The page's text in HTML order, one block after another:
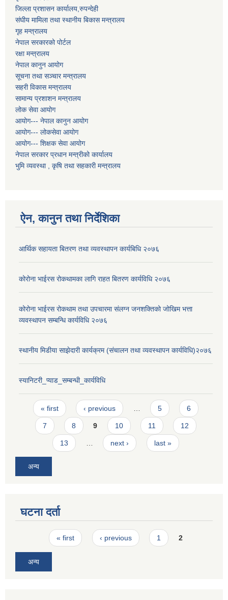
जिल्ला प्रशासन कार्यालय,रुपन्देही
संघीय मामिला तथा स्थानीय बिकास मन्त्रालय
गृह मन्त्रालय
नेपाल सरकारको पोर्टल
रक्षा मन्त्रालय
नेपाल कानुन आयोग
सूचना तथा सञ्चार मन्त्रालय
सहरी विकास मन्त्रालय
सामान्य प्रशाशन मन्त्रालय
लोक सेवा आयोग
आयोग--- नेपाल कानुन आयोग
आयोग--- लोकसेवा आयोग
आयोग--- शिक्षक सेवा आयोग
नेपाल सरकार प्रधान मन्त्रीको कार्यालय
भुमि व्यवस्था , कृषि तथा सहकारी मन्त्रालय
ऐन, कानुन तथा निर्देशिका
आर्थिक सहायता बितरण तथा व्यवस्थापन कार्यबिधि २०७६
कोरोना भाईरस रोकथामका लागि राहत बितरण कार्यविधि २०७६
कोरोना भाईरस रोकथाम तथा उपचारमा संलग्न जनशक्तिको जोखिम भत्ता
व्यवस्थापन सम्बन्धि कार्यविधि २०७६
स्थानीय मिडीया साझेदारी कार्यक्रम (संचालन तथा व्यवस्थापन कार्यविधि)२०७६
स्यानिटरी_प्याड_सम्बन्धी_कार्यविधि
Pages
« first ‹ previous 5 6
7 8 9 10 11 12
13 next › last »
अन्य
घटना दर्ता
Pages« first ‹ previous 1 2
अन्य